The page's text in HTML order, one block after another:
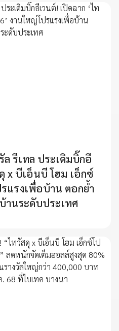
รีเทล ประเดิมบิ๊กอี
x บีเอ็นบี โฮม เอ็กซ์
แรงเพื่อบ้าน ตอกย้ำ
านระดับประเทศ